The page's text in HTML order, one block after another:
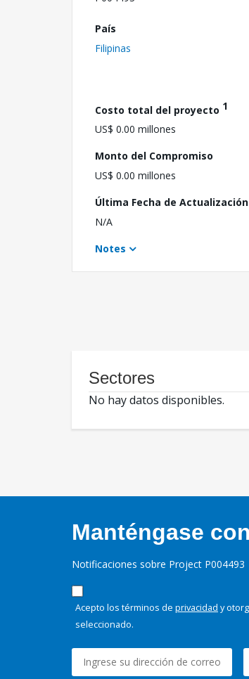
País
Filipinas
Costo total del proyecto 1
US$ 0.00 millones
Monto del Compromiso
US$ 0.00 millones
Última Fecha de Actualización
N/A
Notes
Sectores
No hay datos disponibles.
Manténgase
Notificaciones sobre Project P004493
Acepto los términos de privacidad y
seleccionado.